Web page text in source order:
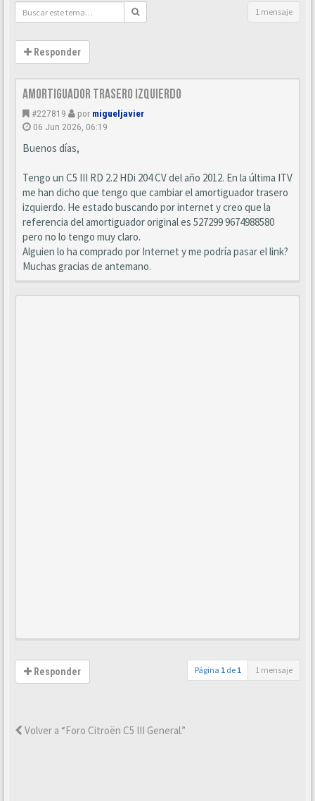
1 mensaje
Responder
Amortiguador trasero izquierdo
#227819 por migueljavier
06 Jun 2026, 06:19
Buenos días,
Tengo un C5 III RD 2.2 HDi 204 CV del año 2012. En la última ITV
me han dicho que tengo que cambiar el amortiguador trasero
izquierdo. He estado buscando por internet y creo que la
referencia del amortiguador original es 527299 9674988580
pero no lo tengo muy claro.
Alguien lo ha comprado por Internet y me podría pasar el link?
Muchas gracias de antemano.
Responder Página 1 de 1 1 mensaje
Volver a “Foro Citroën C5 III General.”